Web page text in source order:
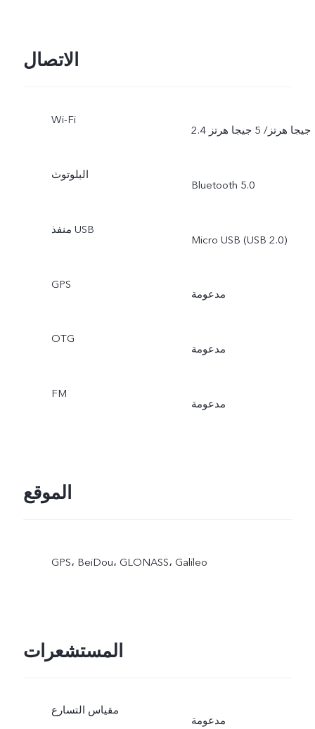
الاتصال
Wi-Fi
2.4 جيجا هرتز/ 5 جيجا هرتز
البلوتوث
Bluetooth 5.0
منفذ USB
Micro USB (USB 2.0)
GPS
مدعومة
OTG
مدعومة
FM
مدعومة
الموقع
GPS، BeiDou، GLONASS، Galileo
المستشعرات
مقياس التسارع
مدعومة